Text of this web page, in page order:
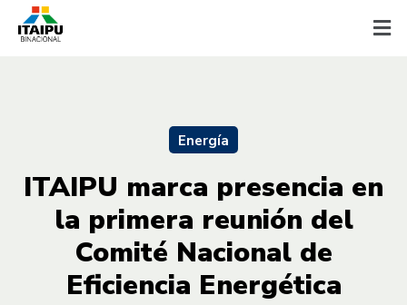
Energía
ITAIPU marca presencia en
la primera reunión del
Comité Nacional de
Eficiencia Energética